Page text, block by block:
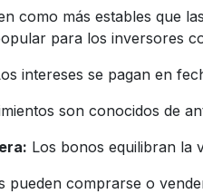
como más estables que
para los inversores
intereses se pagan en
son conocidos de
Los bonos equilibran la
pueden comprarse o